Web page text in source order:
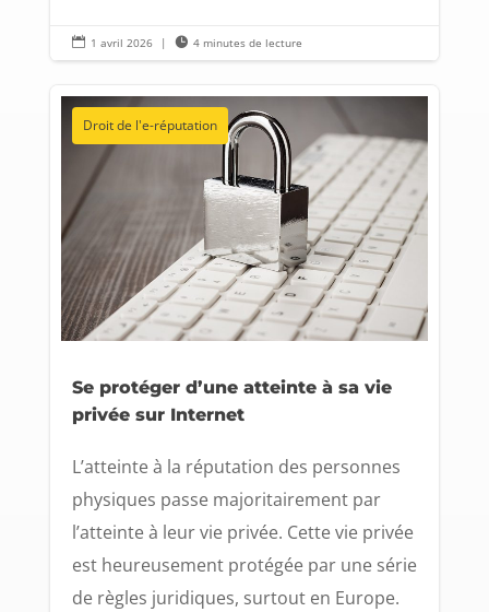
 1 avril 2026 |  4 minutes de lecture
Droit de l'e-réputation
Se protéger d’une atteinte à sa vie
privée sur Internet
L’atteinte à la réputation des personnes
physiques passe majoritairement par
l’atteinte à leur vie privée. Cette vie privée
est heureusement protégée par une série
de règles juridiques, surtout en Europe.